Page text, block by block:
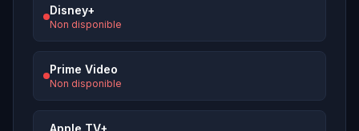
Disney+
Non disponible
Prime Video
Non disponible